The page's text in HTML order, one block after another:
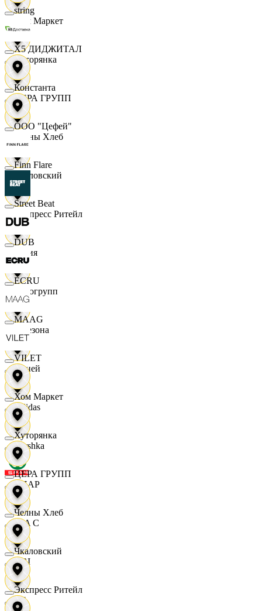
Хом Маркет
Хуторянка
ЦЕРА ГРУПП
Челны Хлеб
Чкаловский
Экспресс Ритейл
Юлия
Яркогрупп
4 Сезона
7 дней
Adidas
Bershka
СПАР
M A C
OBI
RE
string
X5 ДИДЖИТАЛ
Константа
ООО "Цефей"
Finn Flare
Street Beat
DUB
ECRU
MAAG
VILET
Хом Маркет
Хуторянка
ЦЕРА ГРУПП
Челны Хлеб
Чкаловский
Экспресс Ритейл